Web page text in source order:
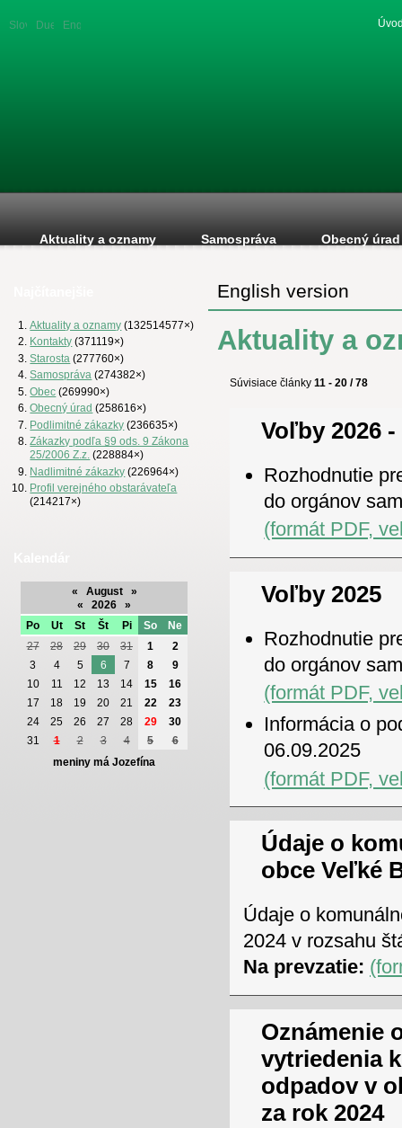
SlovenskáDuetsche
English
Aktuality a oznamy Samospráva Obecný úrad
Aktuality a oznamy (132514577×)
Kontakty (371119×)
Starosta (277760×)
Samospráva (274382×)
Obec (269990×)
Obecný úrad (258616×)
Podlimitné zákazky (236635×)
Zákazky podľa §9 ods. 9 Zákona
25/2006 Z.z. (228884×)
Nadlimitné zákazky (226964×)
Profil verejného obstarávateľa
(214217×)
« August
»
«
2026
»
Po
Ut St Št Pi So
Ne
27
28 29 30 31 1
2
3
4 5 6 7 8
9
10
11 12 13 14 15
16
17
18 19 20 21 22
23
24
25 26 27 28 29
30
31
1 2 3 4 5
6
meniny má Jozefína
English version
Aktuality a
Súvisiace články 11 - 20 / 78
Voľby 2026
Rozhodnutie
do orgánov
(formát PDF,
Voľby 2025
Rozhodnutie
do orgánov
(formát PDF,
Informácia o
06.09.2025
(formát PDF,
Údaje o
obce Veľké
Údaje o
2024 v rozsahu
Na prevzatie:
Oznámenie
vytriedenia
odpadov v
za rok 2024